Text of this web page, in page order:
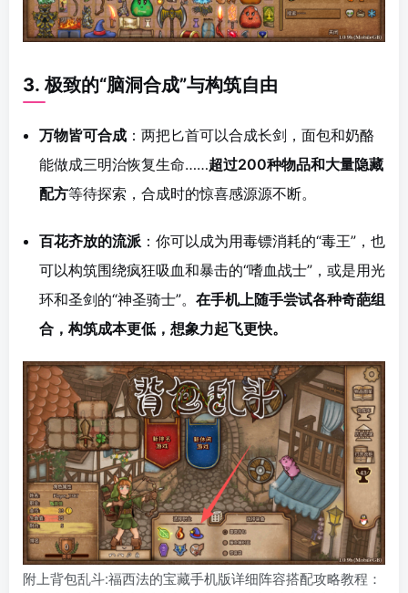
3.极致的“脑洞合成”与构筑自由
万物皆可合成 ：两把匕首可以合成长剑，面包和奶酪
能做成三明治恢复生命……超过200种物品和大量隐藏
配方等待探索，合成时的惊喜感源源不断。
百花齐放的流派 ：你可以成为用毒镖消耗的“毒王”，也
可以构筑围绕疯狂吸血和暴击的“嗜血战士”，或是用光
环和圣剑的“神圣骑士”。 在手机上随手尝试各种奇葩组
合，构筑成本更低，想象力起飞更快。
附上背包乱斗:福西法的宝藏手机版详细阵容搭配攻略教程：